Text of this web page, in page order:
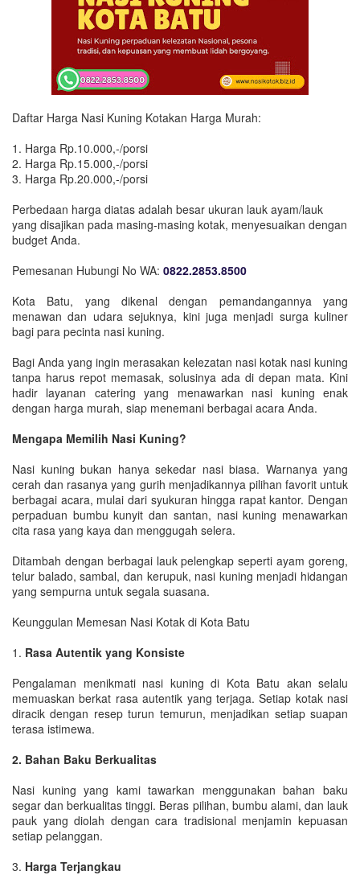
Daftar Harga Nasi Kuning Kotakan Harga Murah:
1. Harga Rp.10.000,-/porsi
2. Harga Rp.15.000,-/porsi
3. Harga Rp.20.000,-/porsi
Perbedaan harga diatas adalah besar ukuran lauk ayam/lauk
yang disajikan pada masing-masing kotak, menyesuaikan dengan
budget Anda.
Pemesanan Hubungi No WA: 0822.2853.8500
Kota Batu, yang dikenal dengan pemandangannya yang
menawan dan udara sejuknya, kini juga menjadi surga kuliner
bagi para pecinta nasi kuning.
Bagi Anda yang ingin merasakan kelezatan nasi kotak nasi kuning
tanpa harus repot memasak, solusinya ada di depan mata. Kini
hadir layanan catering yang menawarkan nasi kuning enak
dengan harga murah, siap menemani berbagai acara Anda.
Mengapa Memilih Nasi Kuning?
Nasi kuning bukan hanya sekedar nasi biasa. Warnanya yang
cerah dan rasanya yang gurih menjadikannya pilihan favorit untuk
berbagai acara, mulai dari syukuran hingga rapat kantor. Dengan
perpaduan bumbu kunyit dan santan, nasi kuning menawarkan
cita rasa yang kaya dan menggugah selera.
Ditambah dengan berbagai lauk pelengkap seperti ayam goreng,
telur balado, sambal, dan kerupuk, nasi kuning menjadi hidangan
yang sempurna untuk segala suasana.
Keunggulan Memesan Nasi Kotak di Kota Batu
1. Rasa Autentik yang Konsiste
Pengalaman menikmati nasi kuning di Kota Batu akan selalu
memuaskan berkat rasa autentik yang terjaga. Setiap kotak nasi
diracik dengan resep turun temurun, menjadikan setiap suapan
terasa istimewa.
2. Bahan Baku Berkualitas
Nasi kuning yang kami tawarkan menggunakan bahan baku
segar dan berkualitas tinggi. Beras pilihan, bumbu alami, dan lauk
pauk yang diolah dengan cara tradisional menjamin kepuasan
setiap pelanggan.
3. Harga Terjangkau